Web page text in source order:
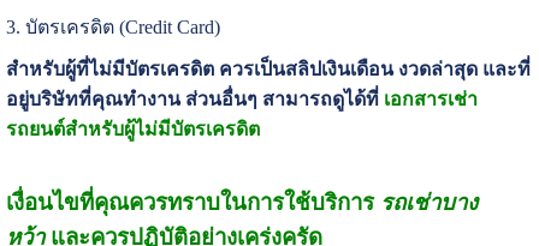
3. บัตรเครดิต (Credit Card)
สำหรับผู้ที่ไม่มีบัตรเครดิต ควรเป็นสลิปเงินเดือน งวดล่าสุด และที่
อยู่บริษัทที่คุณทำงาน ส่วนอื่นๆ สามารถดูได้ที่ เอกสารเช่า
รถยนต์สำหรับผู้ไม่มีบัตรเครดิต
เงื่อนไขที่คุณควรทราบในการใช้บริการ รถเช่าบาง
หว้าและควรปฏิบัติอย่างเคร่งครัด